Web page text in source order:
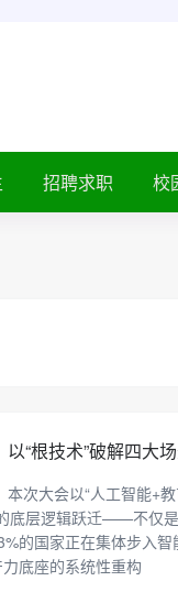
招聘求职 校
“根技术”破解四大
次大会以“人工智能+
底层逻辑跃迁——不仅
的国家正在集体步入
底座的系统性重构